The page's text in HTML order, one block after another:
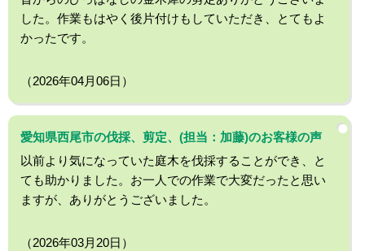
した。作業もはやく後片付けもしていただき、とてもよ
かったです。
（2026年04月06日）
愛知県西尾市の伐採、剪定、(担当：加藤)のお客様の声
以前より気になっていた庭木を伐採することができ、と
ても助かりました。お一人での作業で大変だったと思い
ますが、ありがとうございました。
（2026年03月20日）